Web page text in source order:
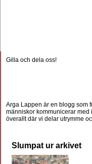
Gilla och dela oss!
Arga Lappen är en blogg som
människor kommunicerar med
överallt där vi delar utrymme
Slumpat ur arkivet